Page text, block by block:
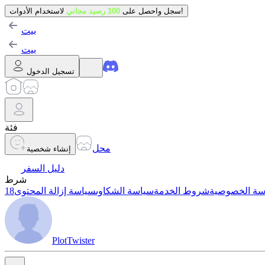
سجل واحصل على 100 رصيد مجاني لاستخدام الأدوات!
بيت
بيت
تسجيل الدخول
فئة
إنشاء شخصية
محل
دليل السفر
شرط
الخصوصيةشروط الخدمةسياسة الشكاوىسياسة إزالة المحتوى
PlotTwister